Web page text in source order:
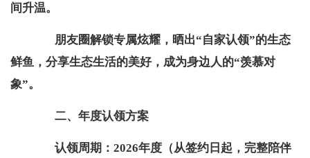
间升温。
朋友圈解锁专属炫耀，晒出“自家认领”的生态
鲜鱼，分享生态生活的美好，成为身边人的“羡慕对
象”。
二、年度认领方案
认领周期：2026年度（从签约日起，完整陪伴